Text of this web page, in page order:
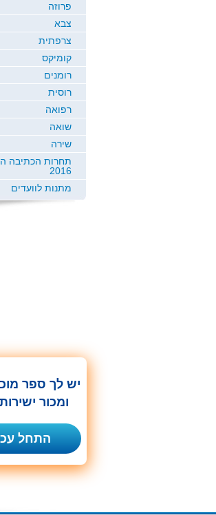
פרוזה
צבא
צרפתית
קומיקס
רומנים
רוסית
רפואה
שואה
שירה
תחרות הכתיבה
2016
מתנות לוועדים
יש לך ספר
ומכור
התחל